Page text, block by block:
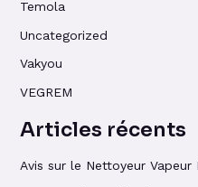
Temola
Uncategorized
Vakyou
VEGREM
Articles récents
Avis sur le Nettoyeur Vapeur